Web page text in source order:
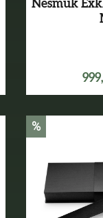
Nesmuk
%